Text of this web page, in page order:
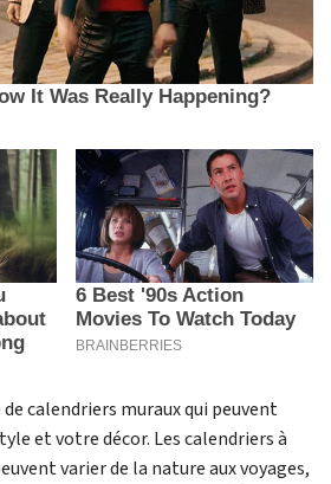
calendriers muraux qui peuvent
et votre décor. Les calendriers à
varier de la nature aux voyages,